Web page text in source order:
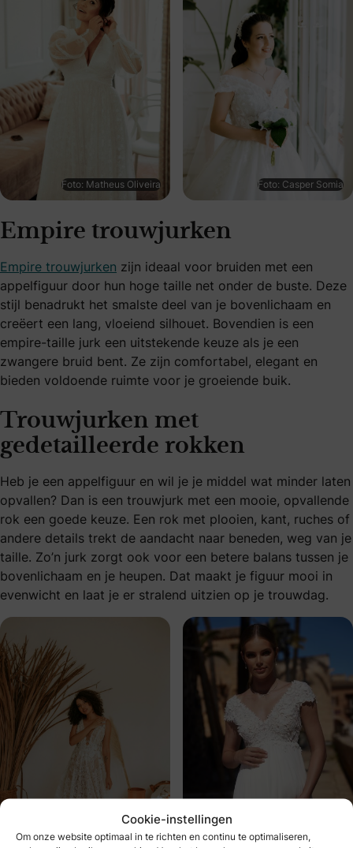
Cookie-instellingen
Om onze website optimaal in te richten en continu te optimaliseren,
Foto: Matheus Oliveira Foto: Casper Somia
Empire trouwjurken
Empire trouwjurken zijn ideaal voor bruiden met een
appelfiguur door hun hoge taille net onder de buste. Deze
stijl benadrukt het smalste deel van je bovenlichaam en
creëert een lang, vloeiend silhouet. Bovendien is een
empire-taille jurk een uitstekende keuze als je een
zwangere bruid bent. Ze zijn comfortabel, elegant en
bieden voldoende ruimte voor je groeiende buik.
Trouwjurken met
gedetailleerde rokken
Heb je een appelfiguur en wil je je middel wat minder laten
opvallen? Dan is een trouwjurk met een mooie, opvallende
rok een goede keuze. Een rok met plooien, kant, ruches of
andere details trekt de aandacht naar beneden, weg van je
taille. Zo’n jurk zorgt ook voor een betere balans tussen je
bovenlichaam en je heupen. Dat maakt je figuur mooi in
evenwicht en laat je er stralend uitzien op je trouwdag.